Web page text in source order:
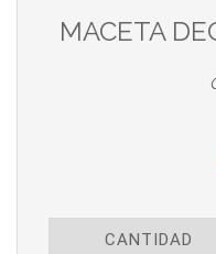
MACETA
CANTIDAD